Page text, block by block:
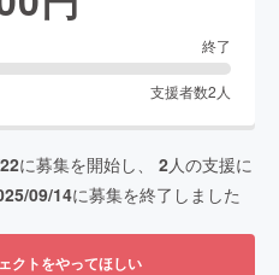
終了
支援者数2 人
に募集を開始し、 2人の支援に
09/14に募集を終了しました
クトをやってほしい